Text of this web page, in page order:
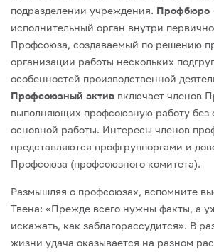
подразделении учреждения. Профбюро
исполнительный орган внутри
Профсоюза, создаваемый по решению
организации работы нескольких
особенностей производственной
Профсоюзный актив включает членов
выполняющих профсоюзную работу без
основной работы. Интересы членов
представляются профгруппоргами и
Профсоюза (профсоюзного комитета).
Размышляя о профсоюзах, вспомните
Твена: «Прежде всего нужны факты, а
искажать, как заблагорассудится». В
жизни удача оказывается на разном